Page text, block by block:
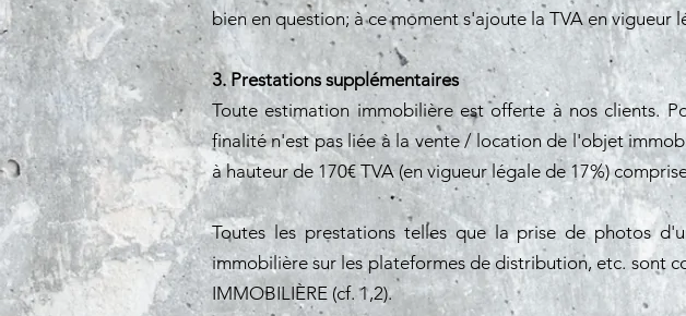
bien en question; à ce moment s'ajoute la TVA en vigueur
3. Prestations supplémentaires
Toute estimation immobilière est offerte à nos clients.
finalité n'est pas liée à la vente / location de l'objet
à hauteur de 170€ TVA (en vigueur légale de 17%)
Toutes les prestations telles que la prise de photos
immobilière sur les plateformes de distribution, etc. sont
IMMOBILIÈRE (cf. 1,2).